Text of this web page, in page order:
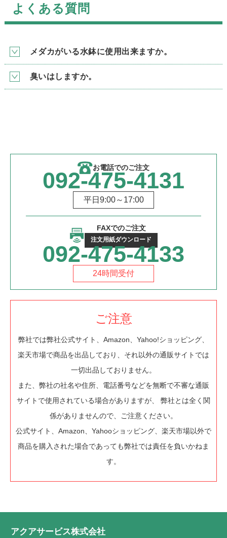
よくある質問
メダカがいる水鉢に使用出来ますか。
臭いはしますか。
お電話でのご注文
092-475-4131
平日9:00～17:00
FAXでのご注文
注文用紙ダウンロード
092-475-4133
24時間受付
ご注意
弊社では弊社公式サイト、Amazon、Yahoo!ショッピング、
楽天市場で商品を出品しており、それ以外の通販サイトでは
一切出品しておりません。
また、弊社の社名や住所、電話番号などを無断で不審な通販
サイトで使用されている場合がありますが、 弊社とは全く関
係がありませんので、ご注意ください。
公式サイト、Amazon、Yahooショッピング、楽天市場以外で
商品を購入された場合であっても弊社では責任を負いかねま
す。
アクアサービス株式会社